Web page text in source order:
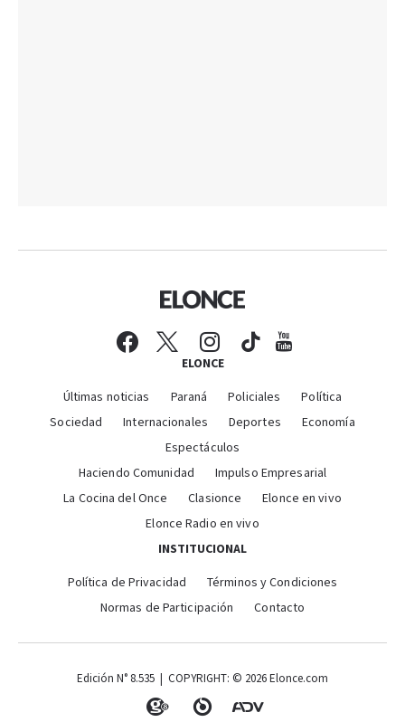
ELONCE
Últimas noticias Paraná Policiales
Política
Sociedad
Internacionales Deportes
Economía
Espectáculos
Haciendo Comunidad
Impulso Empresarial
La Cocina del Once
Clasionce
Elonce en vivo
Elonce Radio en vivo
INSTITUCIONAL
Política de Privacidad
Términos y Condiciones
Normas de Participación
Contacto
Edición N° 8.535 | COPYRIGHT: © 2026 Elonce.com